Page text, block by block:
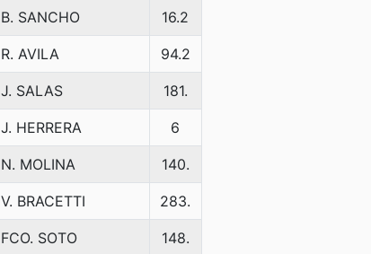
B. SANCHO 16.2
R. AVILA 94.2
J. SALAS 181.
J. HERRERA 6
N. MOLINA 140.
V. BRACETTI 283.
FCO. SOTO 148.